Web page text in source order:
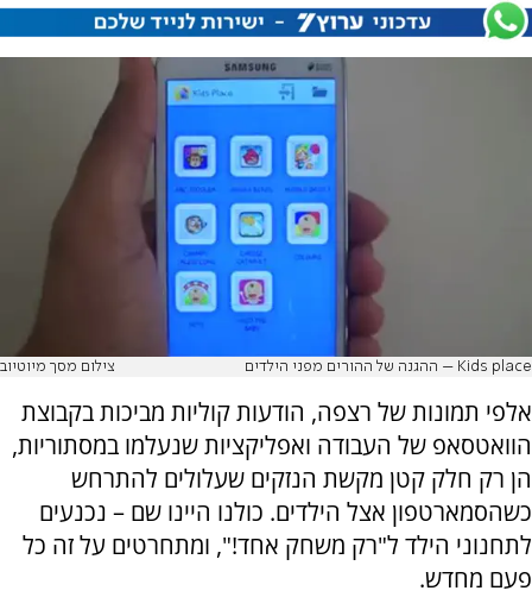
Kids place – ההגנה של ההורים מפני הילדים צילום מסך מיוטיוב
אלפי תמונות של רצפה, הודעות קוליות מביכות בקבוצת
הוואטסאפ של העבודה ואפליקציות שנעלמו במסתוריות,
הן רק חלק קטן מקשת הנזקים שעלולים להתרחש
כשהסמארטפון אצל הילדים. כולנו היינו שם – נכנעים
לתחנוני הילד ל"רק משחק אחד!", ומתחרטים על זה כל
פעם מחדש.